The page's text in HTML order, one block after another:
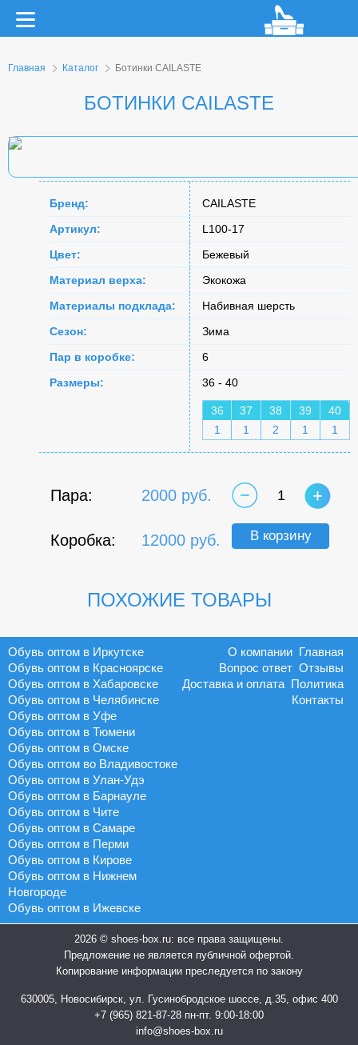
Главная Каталог Ботинки CAILASTE
БОТИНКИ CAILASTE
Бренд:
CAILASTE
Артикул:
L100-17
Цвет:
Бежевый
Материал верха:
Экокожа
Материалы подклада:
Набивная шерсть
Сезон:
Зима
Пар в коробке:
6
Размеры:
36 - 40
36 37 38 39
40
1
1 2 1 1
Пара: 2000 руб.
Коробка: 12000 руб.
1
В корзину
ПОХОЖИЕ ТОВАРЫ
Обувь оптом в Иркутске
Обувь оптом в Красноярске
Обувь оптом в Хабаровске
Обувь оптом в Челябинске
Обувь оптом в Уфе
Обувь оптом в Тюмени
Обувь оптом в Омске
Обувь оптом во Владивостоке
Обувь оптом в Улан-Удэ
Обувь оптом в Барнауле
Обувь оптом в Чите
Обувь оптом в Самаре
Обувь оптом в Перми
Обувь оптом в Кирове
Обувь оптом в Нижнем
Новгороде
Обувь оптом в Ижевске
Главная
О компании
Отзывы
Вопрос ответ
Политика
Доставка и оплата
Контакты
2026 © shoes-box.ru: все права защищены.
Предложение не является публичной офертой.
Копирование информации преследуется по закону
630005, Новосибирск, ул. Гусинобродское шоссе, д.35, офис 400
+7 (965) 821-87-28 пн-пт. 9:00-18:00
info@shoes-box.ru